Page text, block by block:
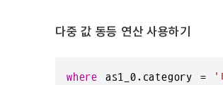
다중 값 동등 연산 사용하기
where as1_0.category = '